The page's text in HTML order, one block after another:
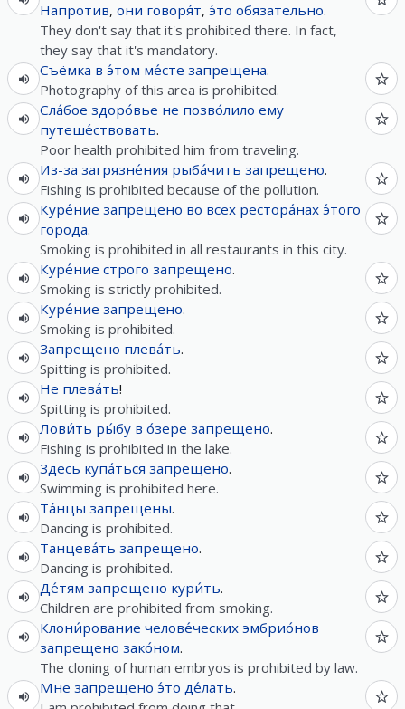
Напротив, они говоря́т, э́то обязательно.
They don't say that it's prohibited there. In fact,
they say that it's mandatory.
Съёмка в э́том ме́сте запрещена.
Photography of this area is prohibited.
Сла́бое здоро́вье не позво́лило ему
путеше́ствовать.
Poor health prohibited him from traveling.
Из-за загрязне́ния рыба́чить запрещено.
Fishing is prohibited because of the pollution.
Куре́ние запрещено во всех рестора́нах э́того
города.
Smoking is prohibited in all restaurants in this city.
Куре́ние строго запрещено.
Smoking is strictly prohibited.
Куре́ние запрещено.
Smoking is prohibited.
Запрещено плева́ть.
Spitting is prohibited.
Не плева́ть!
Spitting is prohibited.
Лови́ть ры́бу в о́зере запрещено.
Fishing is prohibited in the lake.
Здесь купа́ться запрещено.
Swimming is prohibited here.
Та́нцы запрещены.
Dancing is prohibited.
Танцева́ть запрещено.
Dancing is prohibited.
Де́тям запрещено кури́ть.
Children are prohibited from smoking.
Клони́рование челове́ческих эмбрио́нов
запрещено зако́ном.
The cloning of human embryos is prohibited by law.
Мне запрещено э́то де́лать.